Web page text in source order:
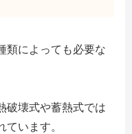
類によっても必要な
破壊式や蓄熱式では
います。